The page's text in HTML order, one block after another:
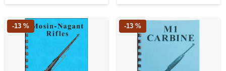
-13 % -13 %